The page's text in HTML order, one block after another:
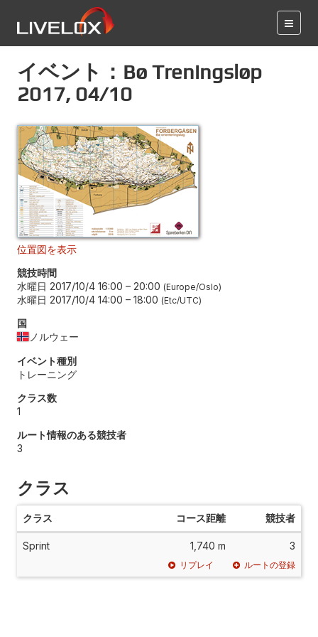
イベント：Bø Treningsløp
2017, 04/10
位置図を表示
競技時間
水曜日 2017/10/4 16:00 – 20:00 Europe/Oslo
水曜日 2017/10/4 14:00 – 18:00 Etc/UTC
国
ノルウェー
イベント種別
トレーニング
クラス数
1
ルート情報のある競技者
3
クラス
クラス コース距離 競技者
Sprint 1,740 m 3
リプレイ ルートの登録